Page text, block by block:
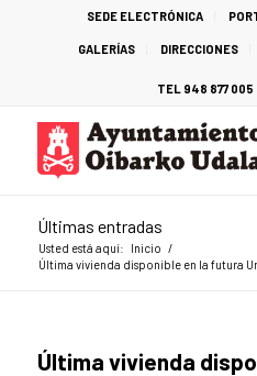
SEDE ELECTRÓNICA
GALERÍAS DIRECCIONES
TEL 948 877 005
Últimas entradas
Usted está aquí: Inicio /
Última vivienda disponible en la futura
Última vivienda